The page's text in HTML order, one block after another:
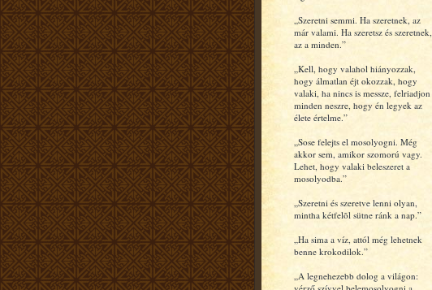
„Szeretni semmi. Ha szeretnek, az
már valami. Ha szeretsz és szeretnek,
az a minden.”
„Kell, hogy valahol hiányozzak,
hogy álmatlan éjt okozzak, hogy
valaki, ha nincs is messze, felriadjon
minden neszre, hogy én legyek az
élete értelme.”
„Sose felejts el mosolyogni. Még
akkor sem, amikor szomorú vagy.
Lehet, hogy valaki beleszeret a
mosolyodba.”
„Szeretni és szeretve lenni olyan,
mintha kétfelõl sütne ránk a nap.”
„Ha sima a víz, attól még lehetnek
benne krokodilok.”
„A legnehezebb dolog a világon: